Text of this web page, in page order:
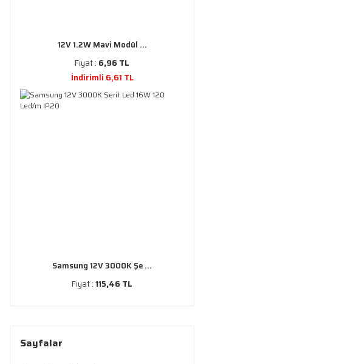
12V 1.2W Mavi Modül ...
Fiyat : 6,96 TL
İndirimli 6,61 TL
Samsung 12V 3000K Şe ...
Fiyat :115,46 TL
Sayfalar